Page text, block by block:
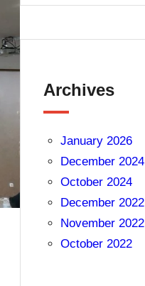
Archives
January 2026
December 2024
October 2024
December 2022
November 2022
October 2022